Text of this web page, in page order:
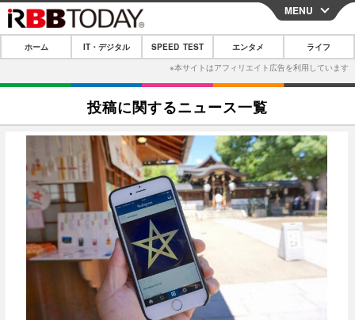
CLOSE
ホーム
IT・デジタル
IT・デジタルTOP スマートフォン
ネタ ガジェット・ツール
ショッピング その他
エンタメ
エンタメTOP 映画・ドラマ
韓流・K-POP 韓国・芸能
音楽 スポーツ
グラビア ブログ
ショッピング
ライフ
ライフTOP グルメ
ペット ショッピング
その他
リリース一覧
プッシュ通知の停止方法
MENU
ホーム IT・デジタル SPEED TEST エンタメ ライフ
投稿に関するニュース一覧